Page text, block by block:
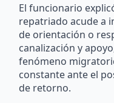
El funcionario
repatriado acude a
de orientación o
canalización y
fenómeno
constante ante el
de retorno.